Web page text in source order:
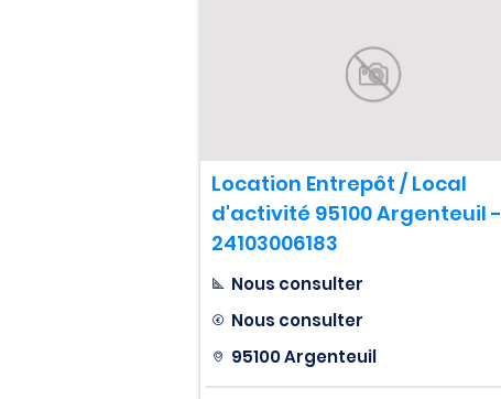
Location Entrepôt / Local
d'activité 95100 Argenteuil -
24103006183
Nous consulter
Nous consulter
95100 Argenteuil